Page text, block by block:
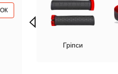
Гріпси
ОК